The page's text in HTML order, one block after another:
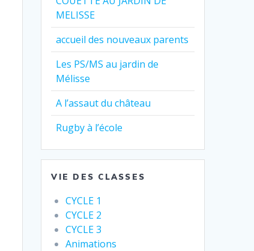
MELISSE
accueil des nouveaux parents
Les PS/MS au jardin de
Mélisse
A l’assaut du château
Rugby à l’école
VIE DES CLASSES
CYCLE 1
CYCLE 2
CYCLE 3
Animations